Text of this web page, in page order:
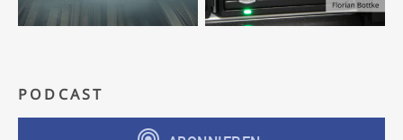
PODCAST